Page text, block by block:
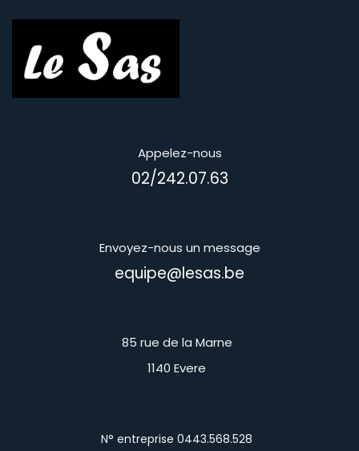
Appelez-nous
02/242.07.63
Envoyez-nous un message
equipe@lesas.be
85 rue de la Marne
1140 Evere
N° entreprise 0443.568.528